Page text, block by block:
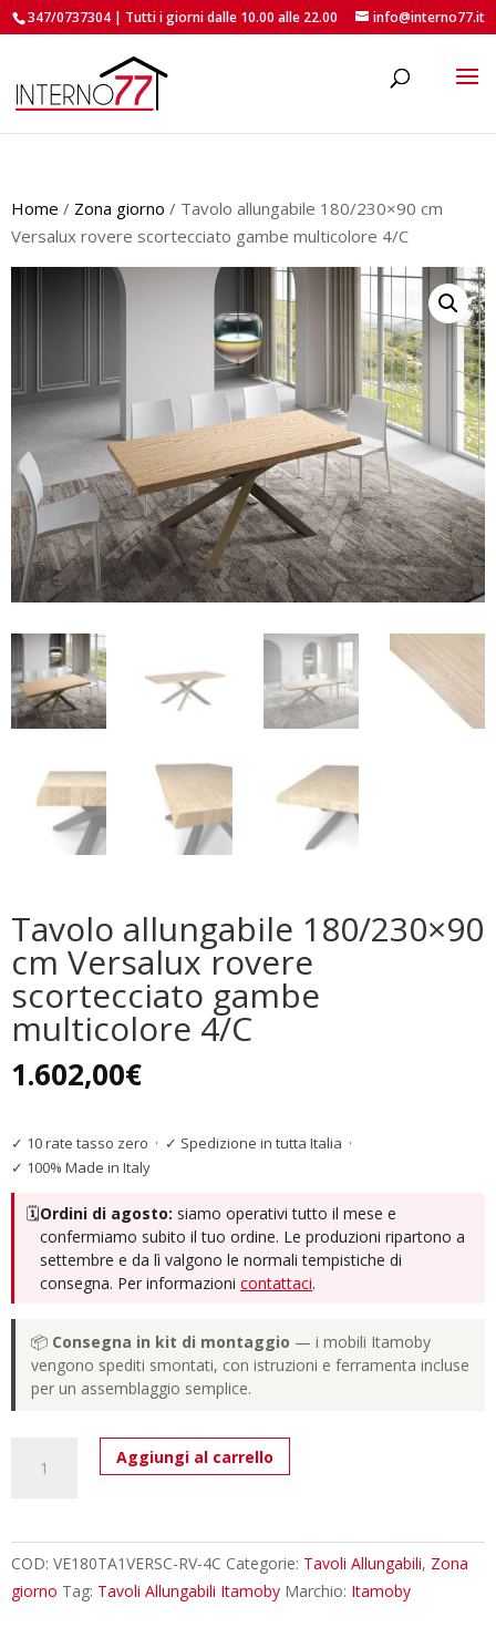
347/0737304 | Tutti i giorni dalle 10.00 alle 22.00 info@interno77.it
Home / Zona giorno / Tavolo allungabile 180/230×90 cm
Versalux rovere scortecciato gambe multicolore 4/C
Tavolo allungabile 180/230×90
cm Versalux rovere
scortecciato gambe
multicolore 4/C
1.602,00€
✓ 10 rate tasso zero · ✓ Spedizione in tutta Italia ·
✓ 100% Made in Italy
🗓️Ordini di agosto: siamo operativi tutto il mese e
confermiamo subito il tuo ordine. Le produzioni ripartono a
settembre e da lì valgono le normali tempistiche di
consegna. Per informazionicontattaci.
📦 Consegna in kit di montaggio — i mobili Itamoby
vengono spediti smontati, con istruzioni e ferramenta incluse
per un assemblaggio semplice.
allungabile
Versalux
rovere
Aggiungi al carrello
COD: VE180TA1VERSC-RV-4C Categorie: Tavoli Allungabili, Zona
giorno Tag: Tavoli Allungabili Itamoby Marchio: Itamoby